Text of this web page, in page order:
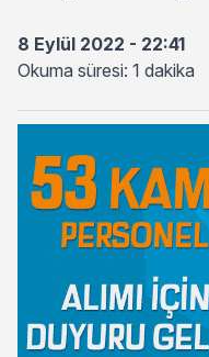
8 Eylül 2022 - 22:41
Okuma süresi: 1 dakika